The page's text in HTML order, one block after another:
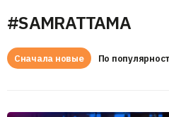
#SAMRATTAMA
Сначала новые По